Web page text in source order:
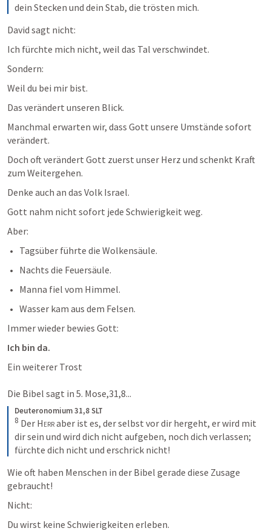
dein Stecken und dein Stab, die trösten mich.
David sagt nicht:
Ich fürchte mich nicht, weil das Tal verschwindet.
Sondern:
Weil du bei mir bist.
Das verändert unseren Blick.
Manchmal erwarten wir, dass Gott unsere Umstände sofort
verändert.
Doch oft verändert Gott zuerst unser Herz und schenkt Kraft
zum Weitergehen.
Denke auch an das Volk Israel.
Gott nahm nicht sofort jede Schwierigkeit weg.
Aber:
Tagsüber führte die Wolkensäule.
Nachts die Feuersäule.
Manna fiel vom Himmel.
Wasser kam aus dem Felsen.
Immer wieder bewies Gott:
Ich bin da.
Ein weiterer Trost
Die Bibel sagt in 5. Mose,31,8...
Deuteronomium 31,8 SLT
8 Der Herr aber ist es, der selbst vor dir hergeht, er wird mit
dir sein und wird dich nicht aufgeben, noch dich verlassen;
fürchte dich nicht und erschrick nicht!
Wie oft haben Menschen in der Bibel gerade diese Zusage
gebraucht!
Nicht:
Du wirst keine Schwierigkeiten erleben.